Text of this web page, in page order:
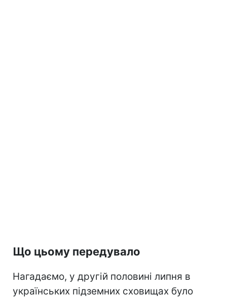
Що цьому передувало
Нагадаємо, у другій половині липня в
українських підземних сховищах було